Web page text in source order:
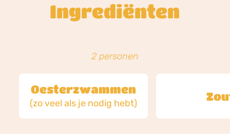
Ingrediënten
2 personen
Oesterzwammen
(zo veel als je nodig hebt)